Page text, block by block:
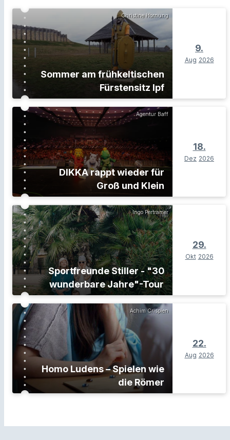
Christine Hornung
Sommer am frühkeltischen
Fürstensitz Ipf
9.
Aug 2026
Agentur Baff
DIKKA rappt wieder für
Groß und Klein
18.
Dez 2026
Ingo Pertramer
Sportfreunde Stiller - "30
wunderbare Jahre"-Tour
29.
Okt 2026
Achim Crispien
Homo Ludens – Spielen wie
die Römer
22.
Aug 2026